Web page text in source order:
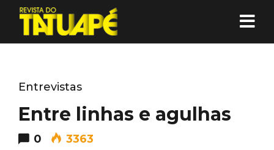
Entrevistas
Entre linhas e agulhas
0 3363